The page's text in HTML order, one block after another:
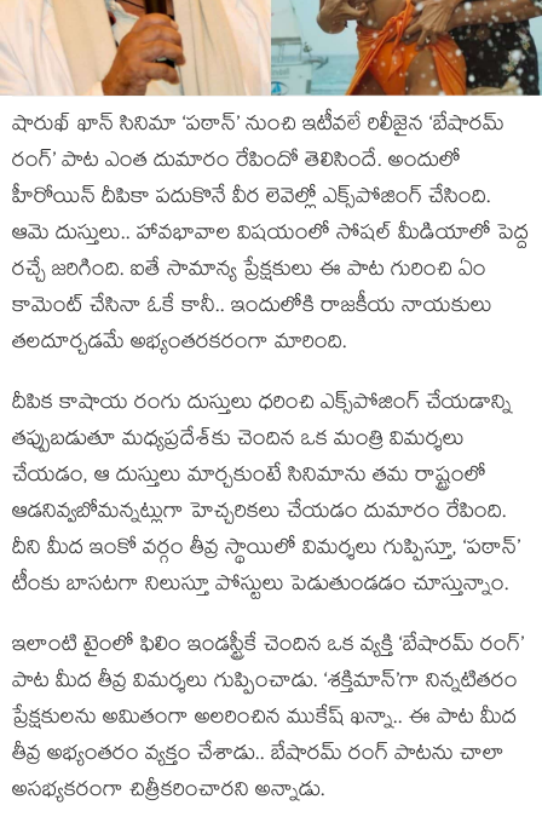
షారుఖ్ ఖాన్ సినిమా ‘పఠాన్’ నుంచి ఇటీవలే రిలీజైన ‘బేషారమ్
రంగ్’ పాట ఎంత దుమారం రేపిందో తెలిసిందే. అందులో
హీరోయిన్ దీపికా పదుకొనే వీర లెవెల్లో ఎక్స్‌పోజింగ్ చేసింది.
ఆమె దుస్తులు.. హావభావాల విషయంలో సోషల్ మీడియాలో పెద్ద
రచ్చే జరిగింది. ఐతే సామాన్య ప్రేక్షకులు ఈ పాట గురించి ఏం
కామెంట్ చేసినా ఓకే కానీ.. ఇందులోకి రాజకీయ నాయకులు
తలదూర్చడమే అభ్యంతరకరంగా మారింది.
దీపిక కాషాయ రంగు దుస్తులు ధరించి ఎక్స్‌పోజింగ్ చేయడాన్ని
తప్పుబడుతూ మధ్యప్రదేశ్‌కు చెందిన ఒక మంత్రి విమర్శలు
చేయడం, ఆ దుస్తులు మార్చకుంటే సినిమాను తమ రాష్ట్రంలో
ఆడనివ్వబోమన్నట్లుగా హెచ్చరికలు చేయడం దుమారం రేపింది.
దీని మీద ఇంకో వర్గం తీవ్ర స్థాయిలో విమర్శలు గుప్పిస్తూ, ‘పఠాన్’
టీంకు బాసటగా నిలుస్తూ పోస్టులు పెడుతుండడం చూస్తున్నాం.
ఇలాంటి టైంలో ఫిలిం ఇండస్ట్రీకే చెందిన ఒక వ్యక్తి ‘బేషారమ్ రంగ్’
పాట మీద తీవ్ర విమర్శలు గుప్పించాడు. ‘శక్తిమాన్’గా నిన్నటితరం
ప్రేక్షకులను అమితంగా అలరించిన ముకేష్ ఖన్నా.. ఈ పాట మీద
తీవ్ర అభ్యంతరం వ్యక్తం చేశాడు.. బేషారమ్ రంగ్ పాటను చాలా
అసభ్యకరంగా చిత్రీకరించారని అన్నాడు.